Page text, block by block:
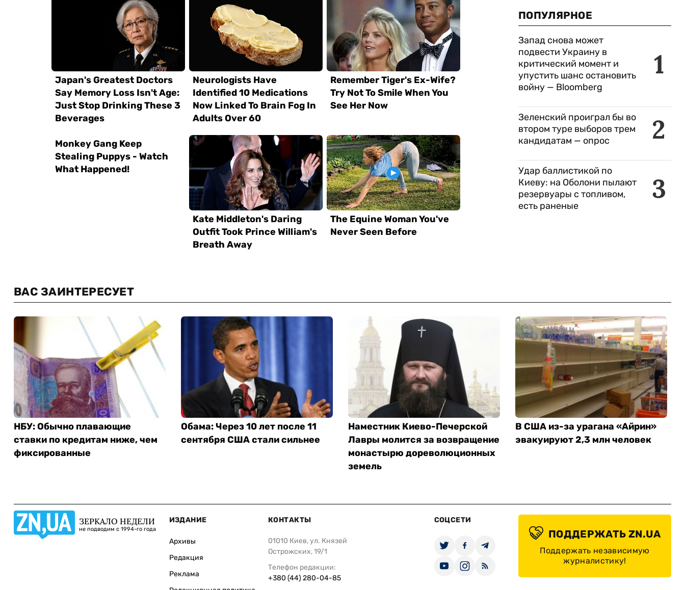
ПОПУЛЯРНОЕ
1
Запад снова может
подвести Украину в
критический момент и
упустить шанс остановить
войну — Bloomberg
2
Зеленский проиграл бы во
втором туре выборов трем
кандидатам — опрос
3
Удар баллистикой по
Киеву: на Оболони пылают
резервуары с топливом,
есть раненые
ВАС ЗАИНТЕРЕСУЕТ
НБУ: Обычно плавающие
ставки по кредитам ниже, чем
фиксированные
Обама: Через 10 лет после 11
сентября США стали сильнее
Наместник Киево-Печерской
Лавры молится за возвращение
монастырю дореволюционных
земель
В США из-за урагана «Айрин»
эвакуируют 2,3 млн человек
ЗЕРКАЛО НЕДЕЛИ
не подводим с 1994-го года
ИЗДАНИЕ
Архивы
Редакция
Реклама
КОНТАКТЫ
01010 Киев, ул. Князей
Острожских, 19/1
Телефон редакции:
+380 (44) 280-04-85
СОЦСЕТИ
ПОДДЕРЖАТЬ ZN.UA
Поддержать независимую
журналистику!